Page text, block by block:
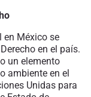
en México se
en el país.
un elemento
ambiente en el
Unidas para